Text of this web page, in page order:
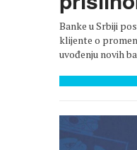
Banke u Srbiji
klijente o
uvođenju novih